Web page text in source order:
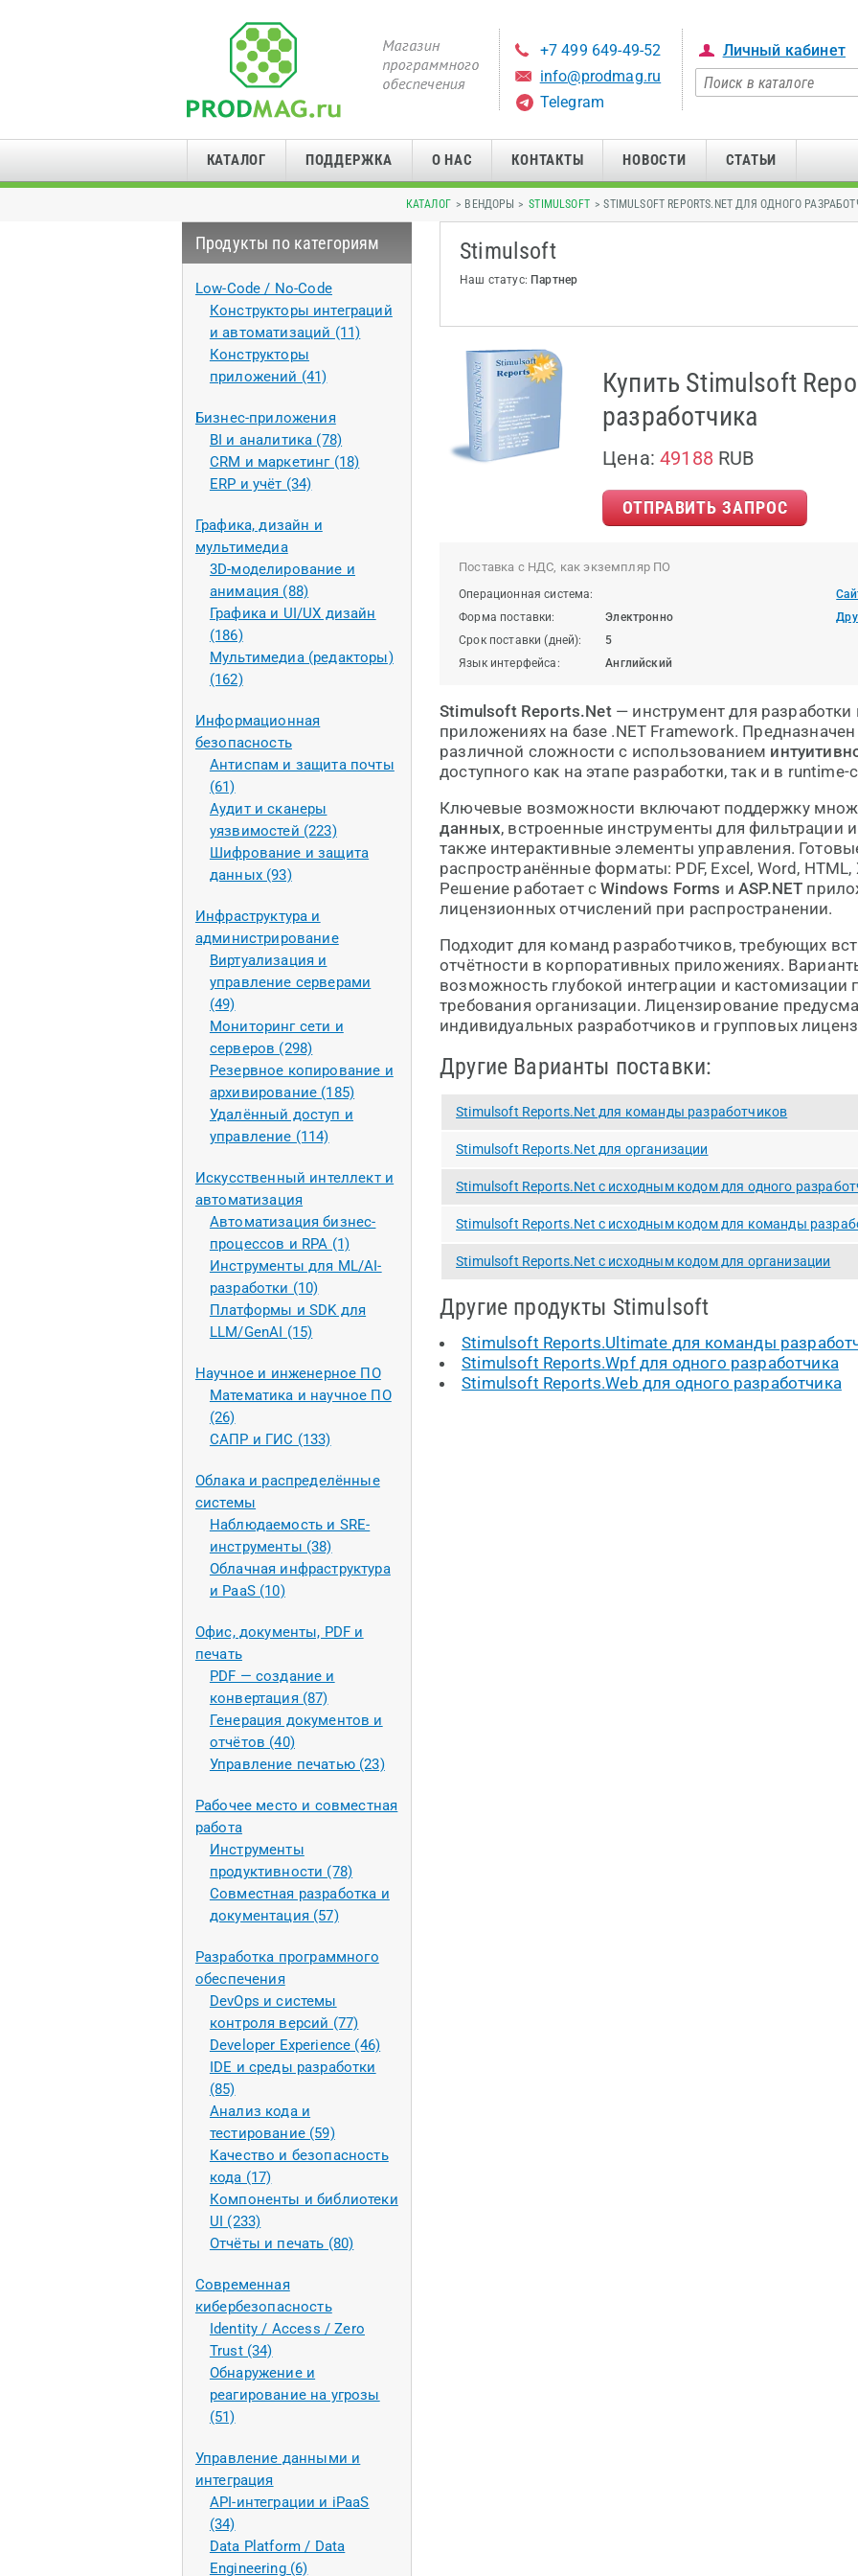
+7 499 649-49-52
info@prodmag.ru
Telegram
Личный кабинет
КАТАЛОГ ПОДДЕРЖКА О НАС КОНТАКТЫ НОВОСТИ СТАТЬИ
КАТАЛОГ > ВЕНДОРЫ > STIMULSOFT > STIMULSOFT REPORTS.NET ДЛЯ ОДНОГО
Продукты по категориям
Low-Code / No-Code
Конструкторы интеграций
и автоматизаций (11)
Конструкторы
приложений (41)
Бизнес-приложения
BI и аналитика (78)
CRM и маркетинг (18)
ERP и учёт (34)
Графика, дизайн и
мультимедиа
3D-моделирование и
анимация (88)
Графика и UI/UX дизайн
(186)
Мультимедиа (редакторы)
(162)
Информационная
безопасность
Антиспам и защита почты
(61)
Аудит и сканеры
уязвимостей (223)
Шифрование и защита
данных (93)
Инфраструктура и
администрирование
Виртуализация и
управление серверами
(49)
Мониторинг сети и
серверов (298)
Резервное копирование и
архивирование (185)
Удалённый доступ и
управление (114)
Искусственный интеллект и
автоматизация
Автоматизация бизнес-
процессов и RPA (1)
Инструменты для ML/AI-
разработки (10)
Платформы и SDK для
LLM/GenAI (15)
Научное и инженерное ПО
Математика и научное ПО
(26)
САПР и ГИС (133)
Облака и распределённые
системы
Наблюдаемость и SRE-
инструменты (38)
Облачная инфраструктура
и PaaS (10)
Офис, документы, PDF и
печать
PDF — создание и
конвертация (87)
Генерация документов и
отчётов (40)
Управление печатью (23)
Рабочее место и совместная
работа
Инструменты
продуктивности (78)
Совместная разработка и
документация (57)
Разработка программного
обеспечения
DevOps и системы
контроля версий (77)
Developer Experience (46)
IDE и среды разработки
(85)
Анализ кода и
тестирование (59)
Качество и безопасность
кода (17)
Компоненты и библиотеки
UI (233)
Отчёты и печать (80)
Современная
кибербезопасность
Identity / Access / Zero
Trust (34)
Обнаружение и
реагирование на угрозы
(51)
Управление данными и
интеграция
API-интеграции и iPaaS
(34)
Data Platform / Data
Engineering (6)
Stimulsoft
Наш статус: Партнер
Купить Stimulsoft
разработчика
Цена:49188 RUB
ОТПРАВИТЬ ЗАПРОС
Поставка с НДС, как экземпляр ПО
Операционная система:
Форма поставки:
Электронно
Срок поставки (дней):
5
Язык интерфейса:
Английский
Stimulsoft Reports.Net— инструмент для разработки
приложениях на базе .NET Framework.
различной сложности с использованием
доступного как на этапе разработки, так и в
Ключевые возможности включают поддержку
данных, встроенные инструменты для фильтрации
также интерактивные элементы управления.
распространённые форматы: PDF, Excel, Word,
Решение работает сWindows Forms иASP.NET
лицензионных отчислений при распространении.
Подходит для команд разработчиков, требующих
отчётности в корпоративных приложениях.
возможность глубокой интеграции и кастомизации
требования организации. Лицензирование
индивидуальных разработчиков и групповых
Другие Варианты поставки:
Stimulsoft Reports.Net для команды разработчиков
Stimulsoft Reports.Net для организации
Stimulsoft Reports.Net с исходным кодом для одного
Stimulsoft Reports.Net с исходным кодом для команды
Stimulsoft Reports.Net с исходным кодом для организации
Другие продукты Stimulsoft
Stimulsoft Reports.Ultimate для команды
Stimulsoft Reports.Wpf для одного разработчика
Stimulsoft Reports.Web для одного разработчика